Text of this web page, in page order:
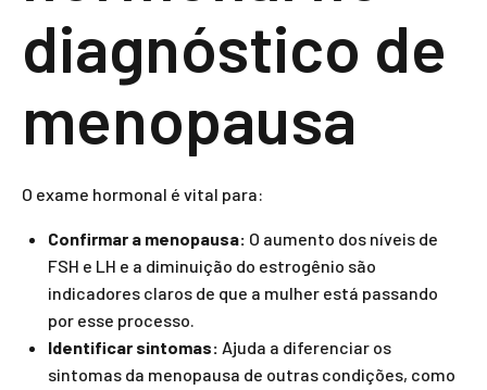
diagnóstico de
menopausa
O exame hormonal é vital para:
Confirmar a menopausa: O aumento dos níveis de
FSH e LH e a diminuição do estrogênio são
indicadores claros de que a mulher está passando
por esse processo.
Identificar sintomas: Ajuda a diferenciar os
sintomas da menopausa de outras condições, como